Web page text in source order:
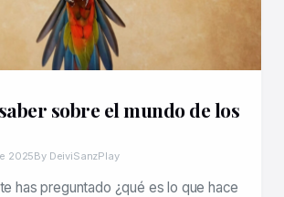
sobre el mundo de los
2025By DeiviSanzPlay
has preguntado ¿qué es lo que hace